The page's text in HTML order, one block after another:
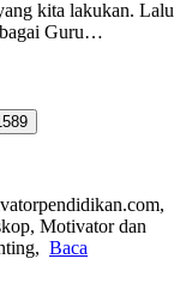
kita lakukan. Lalu
Guru…
Motivator dan
Baca